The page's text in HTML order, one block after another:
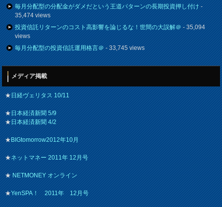
毎月分配型の分配金がダメだという王道パターンの長期投資押し付け-
35,474 views
投資信託リターンのコスト高影響を論じるな！世間の大誤解＠- 35,094
views
毎月分配型の投資信託運用格言＠- 33,745 views
メディア掲載
★日経ヴェリタス 10/11
★日本経済新聞 5/9
★日本経済新聞 4/2
★BIGtomorrow2012年10月
★ネットマネー 2011年 12月号
★NETMONEY オンライン
★YenSPA！ 2011年 12月号